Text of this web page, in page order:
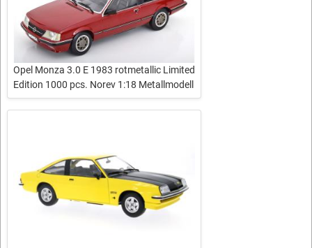
Opel Monza 3.0 E 1983 rotmetallic Limited
Edition 1000 pcs. Norev 1:18 Metallmodell